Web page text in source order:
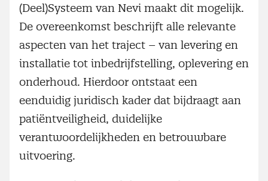
(Deel)Systeem van Nevi maakt dit mogelijk.
De overeenkomst beschrijft alle relevante
aspecten van het traject – van levering en
installatie tot inbedrijfstelling, oplevering en
onderhoud. Hierdoor ontstaat een
eenduidig juridisch kader dat bijdraagt aan
patiëntveiligheid, duidelijke
verantwoordelijkheden en betrouwbare
uitvoering.